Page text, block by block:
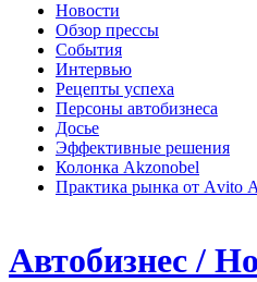
Новости
Обзор прессы
События
Интервью
Рецепты успеха
Персоны автобизнеса
Досье
Эффективные решения
Колонка Akzonobel
Практика рынка от Аvito
Автобизнес /